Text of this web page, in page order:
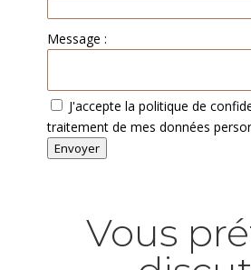
Message :
J'accepte la politique de
traitement de mes données
Envoyer
Vous